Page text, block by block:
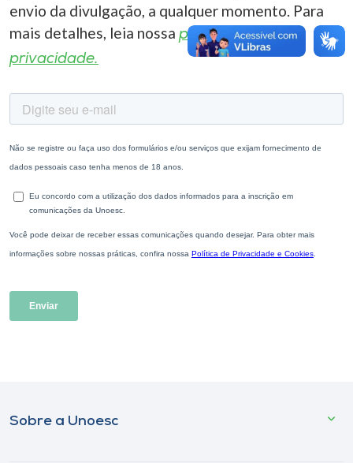
envio da divulgação, a qualquer momento. Para
mais detalhes, leia nossa política de
privacidade.
Sobre a Unoesc